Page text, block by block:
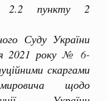
2.2 пункту 2
Суду України
2021 року№ 6-
скаргами
щодо